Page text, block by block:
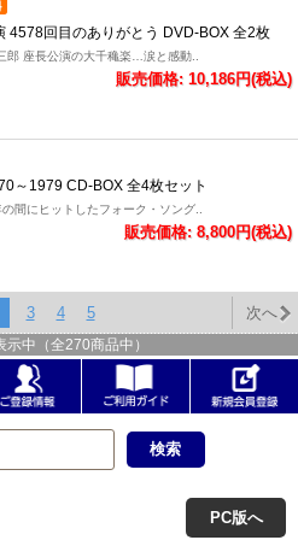
4578回目のありがとう DVD-BOX 全2枚
郎 座長公演の大千穐楽…涙と感動..
販売価格: 10,186円(税込)
～1979 CD-BOX 全4枚セット
間にヒットしたフォーク・ソング..
販売価格: 8,800円(税込)
3 4 5 次へ
示中（全270商品中）
PC版へ